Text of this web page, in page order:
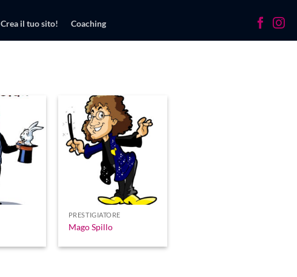
Crea il tuo sito! Coaching
PRESTIGIATORE
Mago Spillo